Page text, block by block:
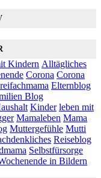
Kindern Alltägliches
Corona Corona
Elternblog
Blog
Kinder leben mit
Mamaleben Mama
Muttergefühle Mutti
Reiseblog
Selbstfürsorge
in Bildern